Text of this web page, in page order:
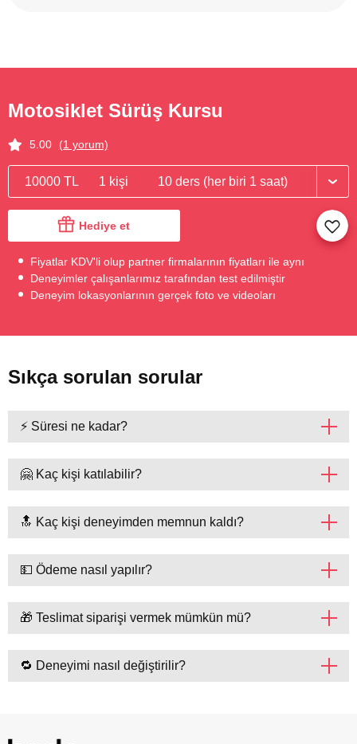
Motosiklet Sürüş Kursu
5.00 (1 yorum)
10000 TL 1 kişi 10 ders (her biri 1 saat)
Hediye et
Fiyatlar KDV'li olup partner firmalarının fiyatları ile aynı
Deneyimler çalışanlarımız tarafından test edilmiştir
Deneyim lokasyonlarının gerçek foto ve videoları
Sıkça sorulan sorular
⚡ Süresi ne kadar?
🤗 Kaç kişi katılabilir?
🔝 Kaç kişi deneyimden memnun kaldı?
💵 Ödeme nasıl yapılır?
🎁 Teslimat siparişi vermek mümkün mü?
🔁 Deneyimi nasıl değiştirilir?